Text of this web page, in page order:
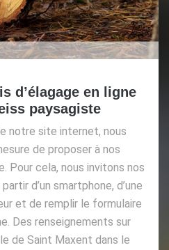
d’élagage en ligne
paysagiste
notre site internet, nous
de proposer à nos
Pour cela, nous invitons nos
d’un smartphone, d’une
et de remplir le formulaire
Des renseignements sur
de Saint Maxent dans le